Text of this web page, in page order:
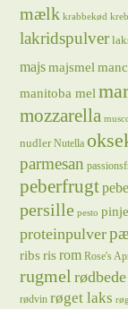
mælk krabbekød
lakridspulver
majsmajsmel
manitoba mel
mozzarella
nudler Nutella
parmesan
peberfrugt
persille pesto
proteinpulver
ribs risrom Rose's
rugmel rødbede
rødvin røget laks